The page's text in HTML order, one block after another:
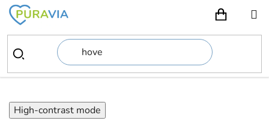
Přejít
obsah
High-contrast mode